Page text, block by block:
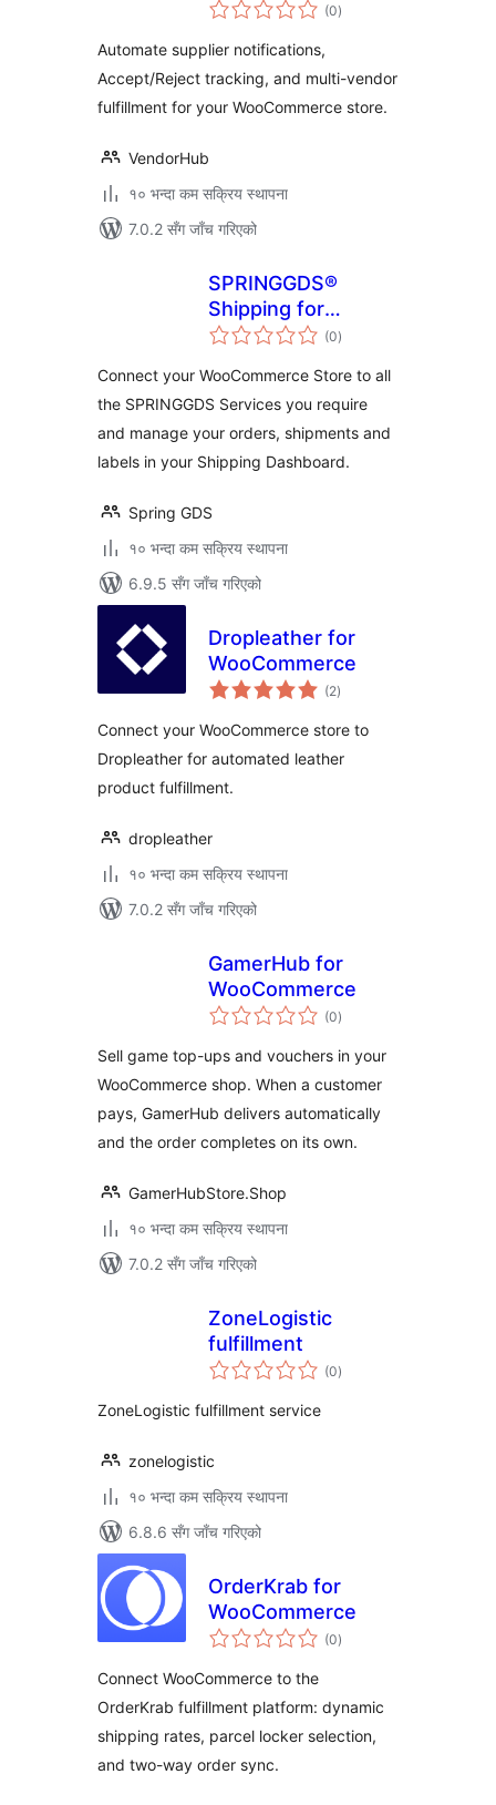
(0रेटिङ्गहरू
)
Automate supplier notifications,
Accept/Reject tracking, and multi-vendor
fulfillment for your WooCommerce store.
VendorHub
१० भन्दा कम सक्रिय स्थापना
7.0.2 सँग जाँच गरिएको
SPRINGGDS®
Shipping for
WooCommerce
(0कुल
रेटिङ्गहरू
)
Connect your WooCommerce Store to all
the SPRINGGDS Services you require
and manage your orders, shipments and
labels in your Shipping Dashboard.
Spring GDS
१० भन्दा कम सक्रिय स्थापना
6.9.5 सँग जाँच गरिएको
Dropleather for
WooCommerce
(2कुल
रेटिङ्गहरू
)
Connect your WooCommerce store to
Dropleather for automated leather
product fulfillment.
dropleather
१० भन्दा कम सक्रिय स्थापना
7.0.2 सँग जाँच गरिएको
GamerHub for
WooCommerce
(0कुल
रेटिङ्गहरू
)
Sell game top-ups and vouchers in your
WooCommerce shop. When a customer
pays, GamerHub delivers automatically
and the order completes on its own.
GamerHubStore.Shop
१० भन्दा कम सक्रिय स्थापना
7.0.2 सँग जाँच गरिएको
ZoneLogistic
fulfillment
(0कुल
रेटिङ्गहरू
)
ZoneLogistic fulfillment service
zonelogistic
१० भन्दा कम सक्रिय स्थापना
6.8.6 सँग जाँच गरिएको
OrderKrab for
WooCommerce
(0कुल
रेटिङ्गहरू
)
Connect WooCommerce to the
OrderKrab fulfillment platform: dynamic
shipping rates, parcel locker selection,
and two-way order sync.